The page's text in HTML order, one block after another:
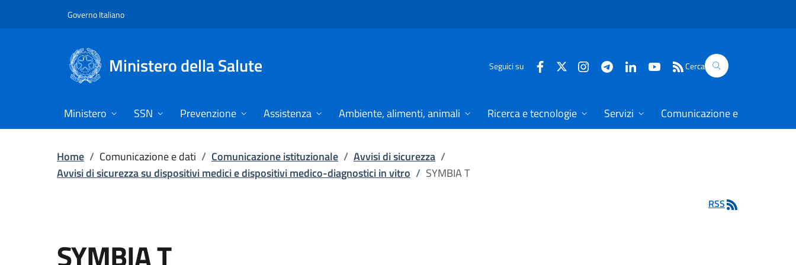
Governo Italiano
Ministero della Salute Seguici su Cerca
Ministero SSN Prevenzione Assistenza Ambiente, alimenti, animali Ricerca e tecnologie Servizi Comunicazione e dati
Home / Comunicazione e dati / Comunicazione istituzionale / Avvisi di sicurezza /
Avvisi di sicurezza su dispositivi medici e dispositivi medico-diagnostici in vitro / SYMBIA T
RSS